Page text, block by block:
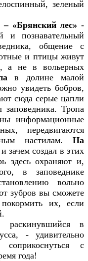
зеленый
«Брянский лес» -
и познавательный
общение с
и птицы живут
а не в вольерных
в долине малой
увидеть бобров,
сюда серые цапли
Тропа
информационные
передвигаются
настилам. На
зачем создал в этих
здесь охраняют и,
в заповеднике
вольно
зубров вы сможете
их, если
раскинувшийся в
- удивительно
с
года!